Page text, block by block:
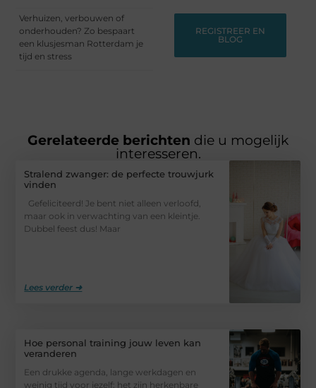
Verhuizen, verbouwen of
onderhouden? Zo bespaart
een klusjesman Rotterdam je
tijd en stress
REGISTREER EN
BLOG
Gerelateerde berichten die u mogelijk
interesseren.
Stralend zwanger: de perfecte trouwjurk
vinden
Gefeliciteerd! Je bent niet alleen verloofd,
maar ook in verwachting van een kleintje.
Dubbel feest dus! Maar
Lees verder ➜
Hoe personal training jouw leven kan
veranderen
Een drukke agenda, lange werkdagen en
weinig tijd voor jezelf: het zijn herkenbare